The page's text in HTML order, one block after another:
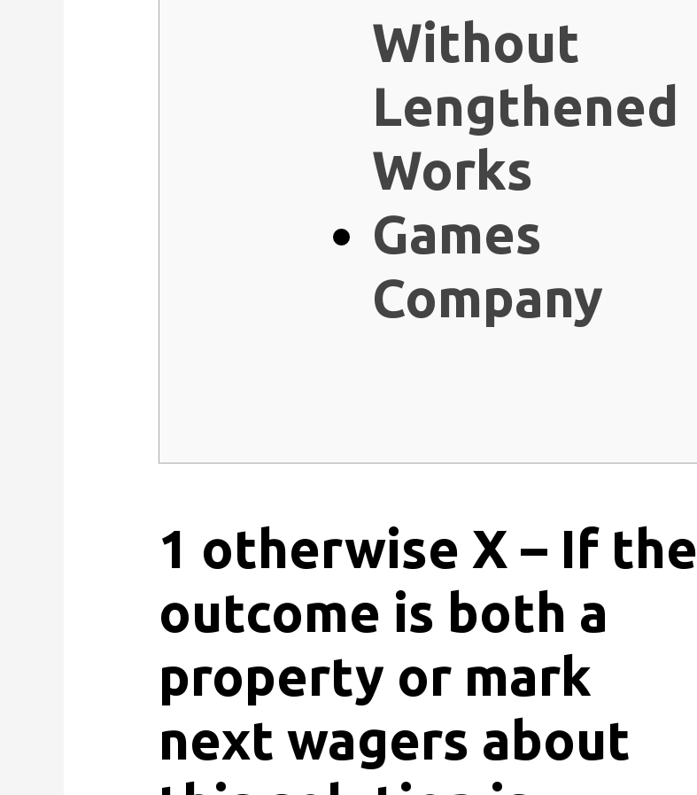
Without
Lengthened
Works
Games
Company
1 otherwise X – If the
outcome is both a
property or mark
next wagers about